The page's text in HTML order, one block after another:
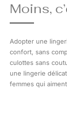
Moins,
Adopter une
confort, sans
culottes sans
une lingerie
femmes qui